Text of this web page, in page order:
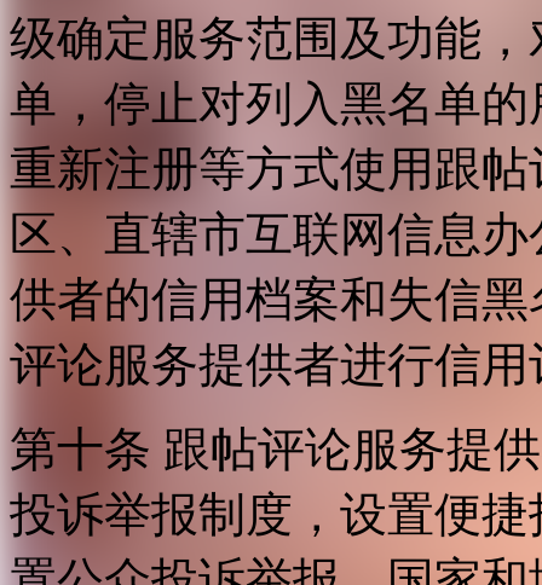
级确定服务范围及功能
单，停止对列入黑名单
重新注册等方式使用跟
区、直辖市互联网信息
供者的信用档案和失信
评论服务提供者进行信用
第十条 跟帖评论服务提
投诉举报制度，设置便